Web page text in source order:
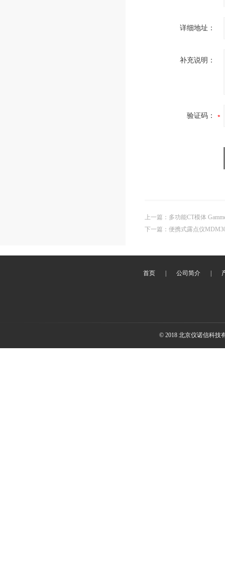
详细地址：
补充说明：
验证码：
上一篇 ： 多功能CT模体
下一篇 ： 便携式露点仪
首页 公司简介
© 2018 北京仪诺信科技